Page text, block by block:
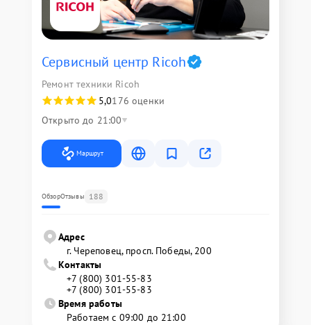
Сервисный центр Ricoh
Ремонт техники Ricoh
5,0176 оценки
Открыто до 21:00
Маршрут
ОбзорОтзывы 188
Адрес
г. Череповец, просп. Победы, 200
Контакты
+7 (800) 301-55-83
+7 (800) 301-55-83
Время работы
Работаем с 09:00 до 21:00